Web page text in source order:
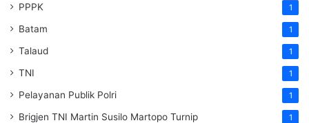
PPPK 1
Batam 1
Talaud 1
TNI 1
Pelayanan Publik Polri 1
Brigjen TNI Martin Susilo Martopo Turnip 1